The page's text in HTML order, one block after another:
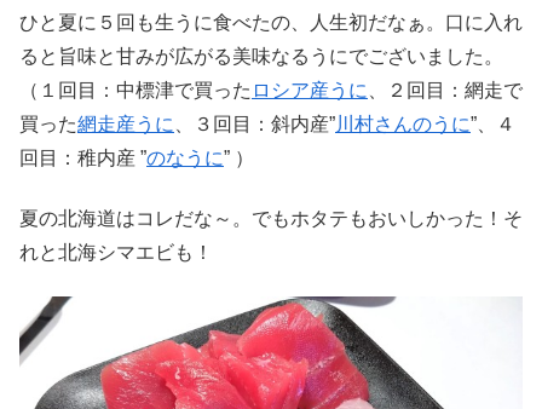
ひと夏に５回も生うに食べたの、人生初だなぁ。口に入れ
ると旨味と甘みが広がる美味なるうにでございました。
（１回目：中標津で買った ロシア産うに
、２回目：網走で
買った網走産うに 、３回目：斜内産”川村さんのうに”、４
回目：稚内産 ”のなうに” ）
夏の北海道はコレだな～。でもホタテもおいしかった！そ
れと北海シマエビも！